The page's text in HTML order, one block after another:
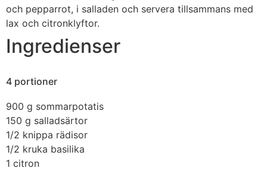
och pepparrot, i salladen och servera tillsammans med
lax och citronklyftor.
Ingredienser
4 portioner
900 g sommarpotatis
150 g salladsärtor
1/2 knippa rädisor
1/2 kruka basilika
1 citron